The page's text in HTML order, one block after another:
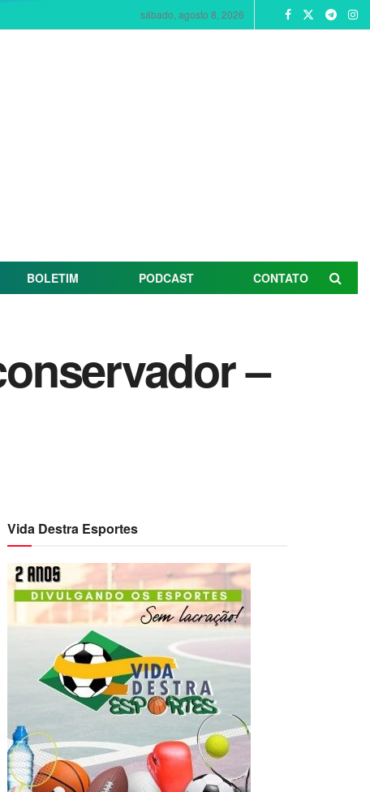
sábado, agosto 8, 2026
BOLETIM PODCAST CONTATO
–
Vida Destra Esportes